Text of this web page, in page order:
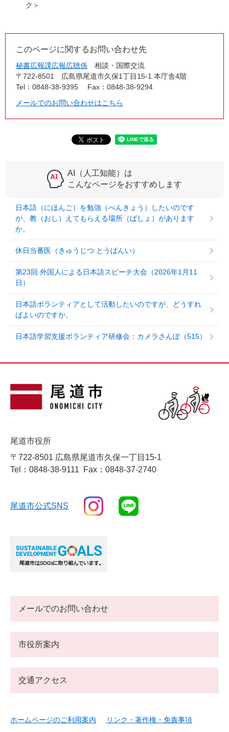
ク＞
このページに関するお問い合わせ先
秘書広報課広報広聴係
相談・国際交流
〒722-8501
広島県尾道市久保1丁目15-1 本庁舎4階
Tel：0848-38-9395
Fax：0848-38-9294
メールでのお問い合わせはこちら
AI（人工知能）は
こんなページをおすすめします
日本語（にほんご）を勉強（べんきょう）したいのです
が、教（おし）えてもらえる場所（ばしょ）があります
か。
休日当番医（きゅうじつ とうばんい）
第23回 外国人による日本語スピーチ大会（2026年1月11
日）
日本語ボランティアとして活動したいのですが、どうすれ
ばよいのですか。
日本語学習支援ボランティア研修会：カメラさんぽ（515）
尾道市役所
〒722-8501 広島県尾道市久保一丁目15-1
Tel：0848-38-9111
Fax：0848-37-2740
尾道市公式SNS
メールでのお問い合わせ
市役所案内
交通アクセス
ホームページのご利用案内 リンク・著作権・免責事項